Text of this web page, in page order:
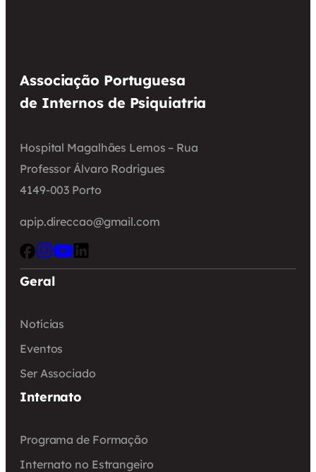
Associação Portuguesa
de Internos de Psiquiatria
Hospital Magalhães Lemos – Rua
Professor Álvaro Rodrigues
4149-003 Porto
apip.direccao@gmail.com
Geral
Notícias
Eventos
Ser Associado
Internato
Programa de Formação
Internato no Estrangeiro